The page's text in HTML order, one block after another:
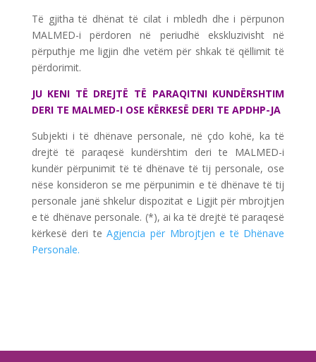
Të gjitha të dhënat të cilat i mbledh dhe i përpunon
MALMED-i përdoren në periudhë ekskluzivisht në
përputhje me ligjin dhe vetëm për shkak të qëllimit të
përdorimit.
JU KENI TË DREJTË TË PARAQITNI KUNDËRSHTIM
DERI TE MALMED-I OSE KËRKESË DERI TE APDHP-JA
Subjekti i të dhënave personale, në çdo kohë, ka të
drejtë të paraqesë kundërshtim deri te MALMED-i
kundër përpunimit të të dhënave të tij personale, ose
nëse konsideron se me përpunimin e të dhënave të tij
personale janë shkelur dispozitat e Ligjit për mbrojtjen
e të dhënave personale. (*), ai ka të drejtë të paraqesë
kërkesë deri te Agjencia për Mbrojtjen e të Dhënave
Personale.